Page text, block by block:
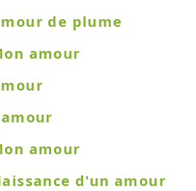
de plume
amour
amour
d'un amour